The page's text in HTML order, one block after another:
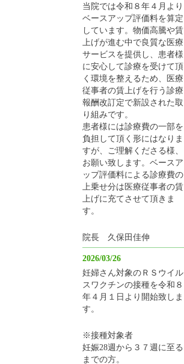
当院では令和８年４月より
ベースアップ評価料を算定
しています。物価高騰や賃
上げが進む中で良質な医療
サービスを提供し、患者様
に安心して診療を受けて頂
く環境を整えるため、医療
従事者の賃上げを行う診療
報酬改訂定で新設された取
り組みです。
患者様には診療費の一部を
負担して頂く形にはなりま
すが、ご理解くださる様、
お願い致します。ベースア
ップ評価料による診療費の
上乗せ分は医療従事者の賃
上げに充てさせて頂きま
す。
院長 久保田佳伸
2026/03/26
妊婦さん対象のＲＳウイル
スワクチンの接種を令和８
年４月１日より開始致しま
す。
※接種対象者
妊娠28週から３７週に至る
までの方。